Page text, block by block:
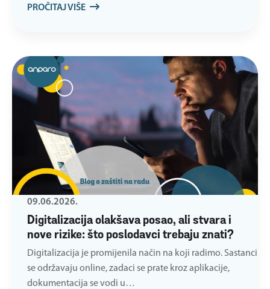
PROČITAJ VIŠE
Digitalizacija olakšava posao, ali stvara i
nove rizike: što poslodavci trebaju znati?
09.06.2026.
Digitalizacija je promijenila način na koji radimo. Sastanci
se održavaju online, zadaci se prate kroz aplikacije,
dokumentacija se vodi u…